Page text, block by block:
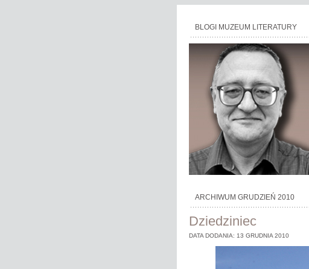
BLOGI MUZEUM LITERATURY
ARCHIWUM GRUDZIEŃ 2010
Dziedziniec
DATA DODANIA: 13 GRUDNIA 2010